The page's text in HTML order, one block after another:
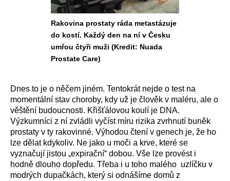
Rakovina prostaty ráda metastázuje
do kostí. Každý den na ní v Česku
umřou čtyři muži (Kredit: Nuada
Prostate Care)
Dnes to je o něčem jiném. Tentokrát nejde o test na
momentální stav choroby, kdy už je člověk v maléru, ale o
věštění budoucnosti. Křišťálovou koulí je DNA.
Výzkumníci z ní zvládli vyčíst míru rizika zvrhnutí buněk
prostaty v ty rakovinné. Výhodou čtení v genech je, že ho
lze dělat kdykoliv. Ne jako u moči a krve, které se
vyznačují jistou „expirační“ dobou. Vše lze provést i
hodně dlouho dopředu. Třeba i u toho malého uzlíčku v
modrých dupačkách, který si odnášíme domů z